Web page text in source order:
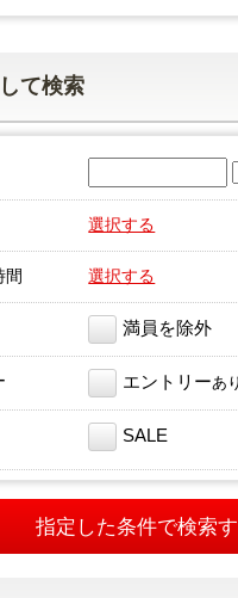
て検索
選択する
間 選択する
満員を除外
エントリーあ
SALE
指定した条件で検索